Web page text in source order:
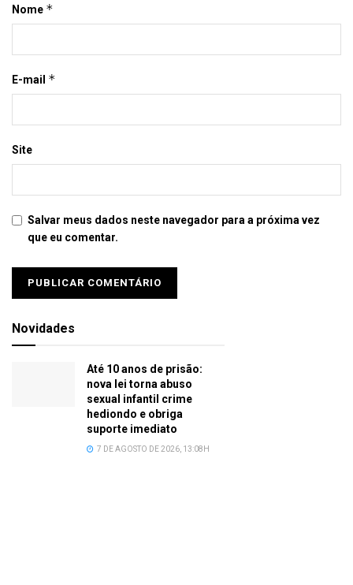
Nome *
E-mail *
Site
Salvar meus dados neste navegador para a próxima vez
que eu comentar.
Novidades
Até 10 anos de prisão:
nova lei torna abuso
sexual infantil crime
hediondo e obriga
suporte imediato
7 DE AGOSTO DE 2026, 13:08H